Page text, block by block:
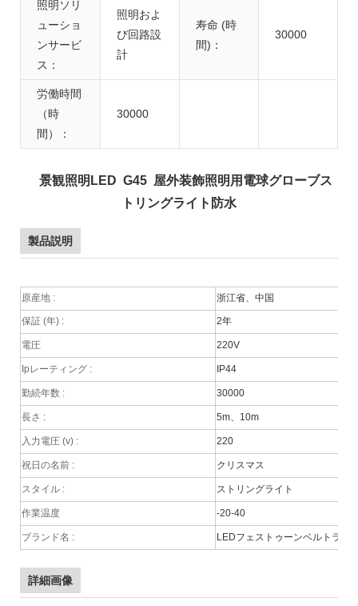
照明ソリ
ューショ
ンサービ
ス：
照明およ
び回路設
計
寿命 (時
間)：
30000
労働時間
（時
間）：
30000
景観照明LED G45 屋外装飾照明用電球グローブス
トリングライト防水
製品説明
原産地 : 浙江省、中国
保証 (年) : 2年
電圧 220V
Ipレーティング : IP44
勤続年数 : 30000
長さ : 5m、10m
入力電圧 (v) : 220
祝日の名前 : クリスマス
スタイル : ストリングライト
作業温度 -20-40
ブランド名 : LEDフェストゥーンベルトライ
詳細画像